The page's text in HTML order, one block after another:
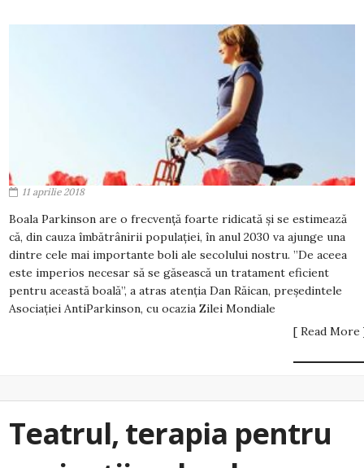
11 aprilie 2018
Boala Parkinson are o frecvență foarte ridicată și se estimează
că, din cauza îmbătrânirii populației, în anul 2030 va ajunge una
dintre cele mai importante boli ale secolului nostru. ”De aceea
este imperios necesar să se găsească un tratament eficient
pentru această boală”, a atras atenția Dan Răican, președintele
Asociației AntiParkinson, cu ocazia Zilei Mondiale
[ Read More
Teatrul, terapia pentru